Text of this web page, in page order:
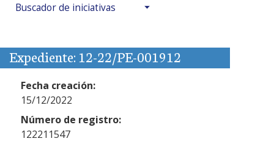
Buscador de iniciativas
Expediente: 12-22/PE-001912
Fecha creación:
15/12/2022
Número de registro:
122211547